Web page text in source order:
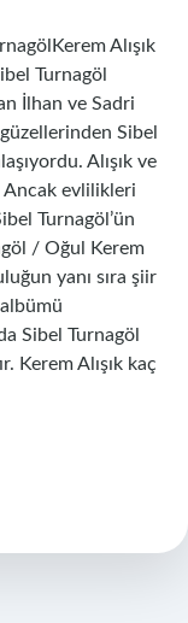
Alışık
Turnagöl
İlhan ve Sadri
güzellerinden Sibel
Alışık ve
evlilikleri
Turnagöl’ün
/ Oğul Kerem
yanı sıra şiir
Sibel Turnagöl
Kerem Alışık kaç